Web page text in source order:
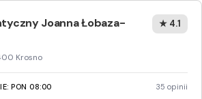
Joanna Łobaza-
Krosno
★ 4.1
PON 08:00 35 opinii